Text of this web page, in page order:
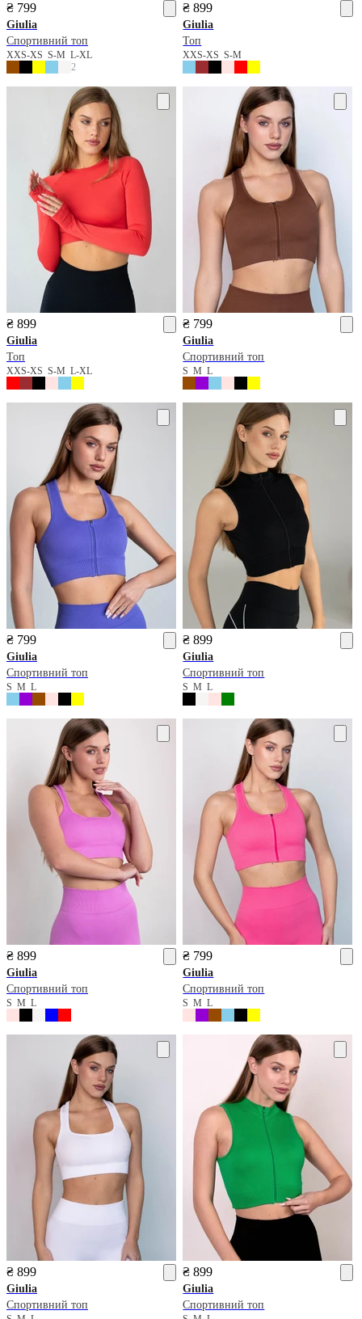
₴ 799
Giulia
Спортивний топ
XXS-XS S-M L-XL
2
₴ 899
Giulia
Топ
XXS-XSS-M
₴ 899
Giulia
Топ
XXS-XS S-M L-XL
₴ 799
Giulia
Спортивний топ
SML
₴ 799
Giulia
Спортивний топ
S M L
₴ 899
Giulia
Спортивний топ
SML
₴ 899
Giulia
Спортивний топ
S M L
₴ 799
Giulia
Спортивний топ
SML
₴ 899
Giulia
Спортивний топ
₴ 899
Giulia
Спортивний топ